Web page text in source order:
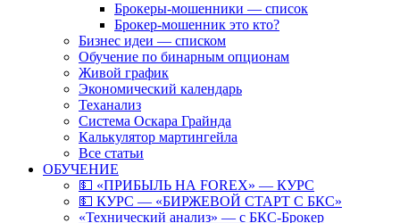
Брокеры-мошенники — список
Брокер-мошенник это кто?
Бизнес идеи — списком
Обучение по бинарным опционам
Живой график
Экономический календарь
Теханализ
Система Оскара Грайнда
Калькулятор мартингейла
Все статьи
ОБУЧЕНИЕ
💵 «ПРИБЫЛЬ НА FOREX» — КУРС
💵 КУРС — «БИРЖЕВОЙ СТАРТ С БКС»
«Технический анализ» — с БКС-Брокер